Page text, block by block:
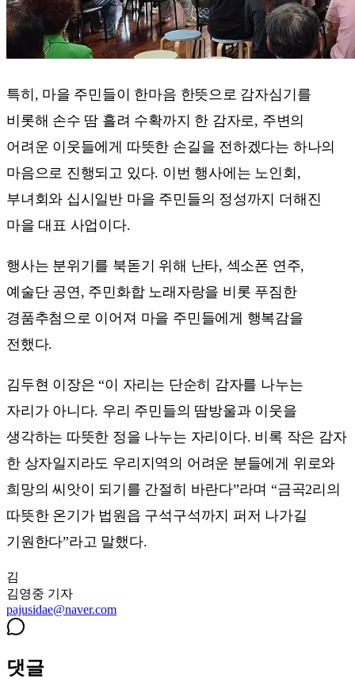
특히, 마을 주민들이 한마음 한뜻으로 감자심기를
비롯해 손수 땀 흘려 수확까지 한 감자로, 주변의
어려운 이웃들에게 따뜻한 손길을 전하겠다는 하나의
마음으로 진행되고 있다. 이번 행사에는 노인회,
부녀회와 십시일반 마을 주민들의 정성까지 더해진
마을 대표 사업이다.
행사는 분위기를 북돋기 위해 난타, 섹소폰 연주,
예술단 공연, 주민화합 노래자랑을 비롯 푸짐한
경품추첨으로 이어져 마을 주민들에게 행복감을
전했다.
김두현 이장은 “이 자리는 단순히 감자를 나누는
자리가 아니다. 우리 주민들의 땀방울과 이웃을
생각하는 따뜻한 정을 나누는 자리이다. 비록 작은 감자
한 상자일지라도 우리지역의 어려운 분들에게 위로와
희망의 씨앗이 되기를 간절히 바란다”라며 “금곡2리의
따뜻한 온기가 법원읍 구석구석까지 퍼저 나가길
기원한다”라고 말했다.
김
김영중 기자
pajusidae@naver.com
댓글